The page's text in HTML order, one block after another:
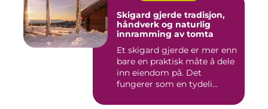
Skigard gjerde tradisjon,
håndverk og naturlig
innramming av tomta
Et skigard gjerde er mer enn
bare en praktisk måte å dele
inn eiendom på. Det
fungerer som en tydeli...